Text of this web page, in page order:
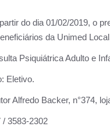
do dia 01/02/2019, o
da Unimed
Psiquiátrica Adulto e
Eletivo.
Alfredo Backer, n°374,
/ 3583-2302